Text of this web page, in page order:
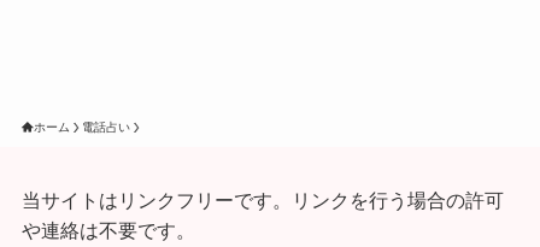
ホーム 電話占い
当サイトはリンクフリーです。リンクを行う場合の許可
や連絡は不要です。